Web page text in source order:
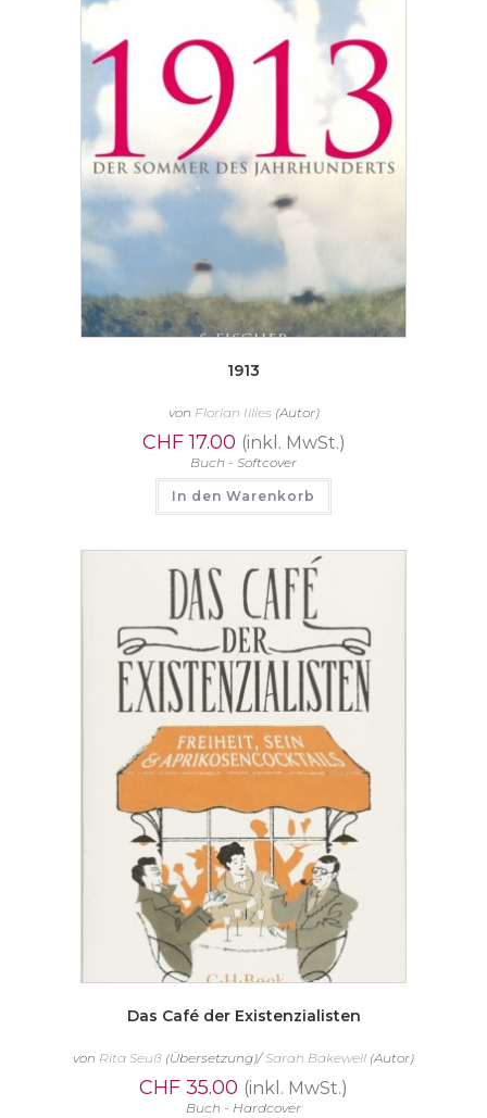
1913
von Florian Illies (Autor)
CHF17.00 (inkl. MwSt.)
Buch - Softcover
In den Warenkorb
Das Café der Existenzialisten
von Rita Seuß (Übersetzung)/Sarah Bakewell (Autor)
CHF 35.00 (inkl. MwSt.)
Buch - Hardcover